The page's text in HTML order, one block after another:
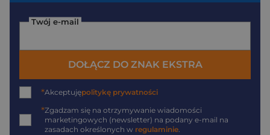
Twój e-mail
DOŁĄCZ DO ZNAK EKSTRA
*Akceptujępolitykę prywatności
*Zgadzam się na otrzymywanie wiadomości
marketingowych (newsletter) na podany e-mail na
zasadach określonych w regulaminie.